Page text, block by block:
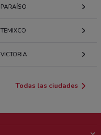
PARAÍSO
TEMIXCO
VICTORIA
Todas las ciudades